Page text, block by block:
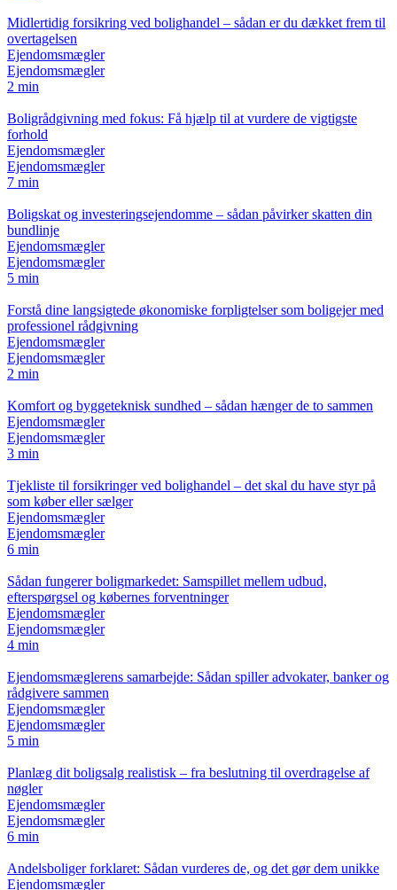
Midlertidig forsikring ved bolighandel – sådan er du dækket frem til
overtagelsen
Ejendomsmægler
Ejendomsmægler
2 min
Boligrådgivning med fokus: Få hjælp til at vurdere de vigtigste
forhold
Ejendomsmægler
Ejendomsmægler
7 min
Boligskat og investeringsejendomme – sådan påvirker skatten din
bundlinje
Ejendomsmægler
Ejendomsmægler
5 min
Forstå dine langsigtede økonomiske forpligtelser som boligejer med
professionel rådgivning
Ejendomsmægler
Ejendomsmægler
2 min
Komfort og byggeteknisk sundhed – sådan hænger de to sammen
Ejendomsmægler
Ejendomsmægler
3 min
Tjekliste til forsikringer ved bolighandel – det skal du have styr på
som køber eller sælger
Ejendomsmægler
Ejendomsmægler
6 min
Sådan fungerer boligmarkedet: Samspillet mellem udbud,
efterspørgsel og købernes forventninger
Ejendomsmægler
Ejendomsmægler
4 min
Ejendomsmæglerens samarbejde: Sådan spiller advokater, banker og
rådgivere sammen
Ejendomsmægler
Ejendomsmægler
5 min
Planlæg dit boligsalg realistisk – fra beslutning til overdragelse af
nøgler
Ejendomsmægler
Ejendomsmægler
6 min
Andelsboliger forklaret: Sådan vurderes de, og det gør dem unikke
Ejendomsmægler